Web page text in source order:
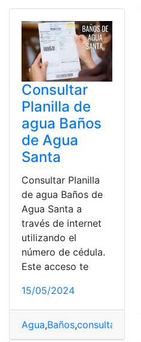
Consultar
Planilla de
agua Baños
de Agua
Santa
Consultar Planilla
de agua Baños de
Agua Santa a
través de internet
utilizando el
número de cédula.
Este acceso te
15/05/2024
Agua,Baños,consultar